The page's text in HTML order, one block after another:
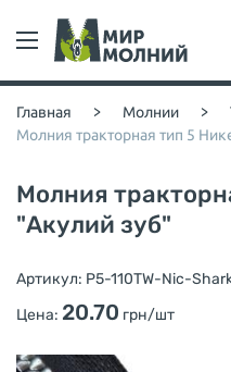
Главная > Молнии >
Молния тракторная тип 5
Молния
"Акулий зуб"
Артикул: P5-110TW-Nic-
Цена: 20.70 грн/шт